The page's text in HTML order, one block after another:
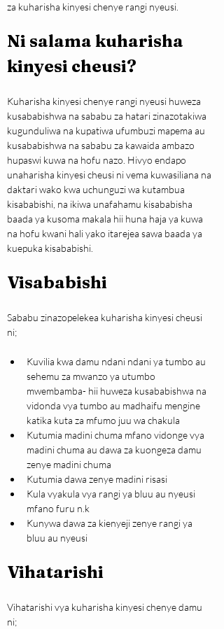
za kuharisha kinyesi chenye rangi nyeusi.
Ni salama kuharisha
kinyesi cheusi?
Kuharisha kinyesi chenye rangi nyeusi huweza
kusababishwa na sababu za hatari zinazotakiwa
kugunduliwa na kupatiwa ufumbuzi mapema au
kusababishwa na sababu za kawaida ambazo
hupaswi kuwa na hofu nazo. Hivyo endapo
unaharisha kinyesi cheusi ni vema kuwasiliana na
daktari wako kwa uchunguzi wa kutambua
kisababishi, na ikiwa unafahamu kisababisha
baada ya kusoma makala hii huna haja ya kuwa
na hofu kwani hali yako itarejea sawa baada ya
kuepuka kisababishi.
Visababishi
Sababu zinazopelekea kuharisha kinyesi cheusi
ni;
Kuvilia kwa damu ndani ndani ya tumbo au
sehemu za mwanzo ya utumbo
mwembamba- hii huweza kusababishwa na
vidonda vya tumbo au madhaifu mengine
katika kuta za mfumo juu wa chakula
Kutumia madini chuma mfano vidonge vya
madini chuma au dawa za kuongeza damu
zenye madini chuma
Kutumia dawa zenye madini risasi
Kula vyakula vya rangi ya bluu au nyeusi
mfano furu n.k
Kunywa dawa za kienyeji zenye rangi ya
bluu au nyeusi
Vihatarishi
Vihatarishi vya kuharisha kinyesi chenye damu
ni;